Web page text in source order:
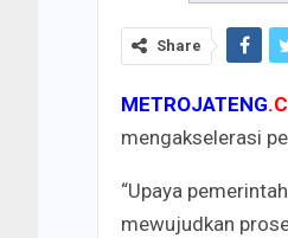
Share
METROJATENG
mengakselerasi
“Upaya
mewujudkan